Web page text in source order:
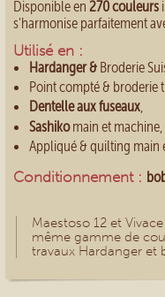
Disponible en 270 couleurs
s'harmonise parfaitement
Utilisé en :
Hardanger &Broderie
Point compté & broderie
Dentelle aux fuseaux,
Sashikomain et machine,
Appliqué & quilting main
Conditionnement :
Maestoso 12 et
même gamme de
travaux Hardanger et